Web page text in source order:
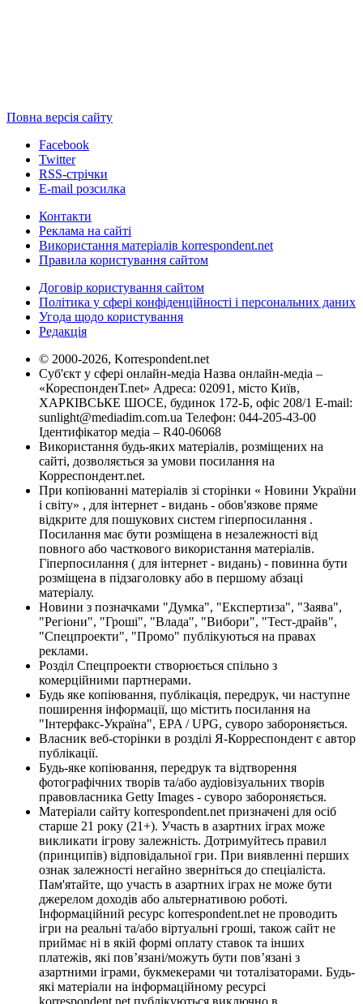
Повна версія сайту
Facebook
Twitter
RSS-стрічки
E-mail розсилка
Контакти
Реклама на сайті
Використання матеріалів korrespondent.net
Правила користування сайтом
Договір користування сайтом
Політика у сфері конфіденційності і персональних даних
Угода щодо користування
Редакція
© 2000-2026, Korrespondent.net
Суб'єкт у сфері онлайн-медіа Назва онлайн-медіа –
«КореспонденТ.net» Адреса: 02091, місто Київ,
ХАРКІВСЬКЕ ШОСЕ, будинок 172-Б, офіс 208/1 E-mail:
sunlight@mediadim.com.ua Телефон: 044-205-43-00
Ідентифікатор медіа – R40-06068
Використання будь-яких матеріалів, розміщених на
сайті, дозволяється за умови посилання на
Корреспондент.net.
При копіюванні матеріалів зі сторінки « Новини України
і світу» , для інтернет - видань - обов'язкове пряме
відкрите для пошукових систем гіперпосилання .
Посилання має бути розміщена в незалежності від
повного або часткового використання матеріалів.
Гіперпосилання ( для інтернет - видань) - повинна бути
розміщена в підзаголовку або в першому абзаці
матеріалу.
Новини з позначками "Думка", "Експертиза", "Заява",
"Регіони", "Гроші", "Влада", "Вибори", "Тест-драйв",
"Спецпроекти", "Промо" публікуються на правах
реклами.
Розділ Спецпроекти створюється спільно з
комерційними партнерами.
Будь яке копіювання, публікація, передрук, чи наступне
поширення інформації, що містить посилання на
"Інтерфакс-Україна", EPA / UPG, суворо забороняється.
Власник веб-сторінки в розділі Я-Корреспондент є автор
публікації.
Будь-яке копіювання, передрук та відтворення
фотографічних творів та/або аудіовізуальних творів
правовласника Getty Images - суворо забороняється.
Матеріали сайту korrespondent.net призначені для осіб
старше 21 року (21+). Участь в азартних іграх може
викликати ігрову залежність. Дотримуйтесь правил
(принципів) відповідальної гри. При виявленні перших
ознак залежності негайно зверніться до спеціаліста.
Пам'ятайте, що участь в азартних іграх не може бути
джерелом доходів або альтернативою роботі.
Інформаційний ресурс korrespondent.net не проводить
ігри на реальні та/або віртуальні гроші, також сайт не
приймає ні в якій формі оплату ставок та інших
платежів, які пов’язані/можуть бути пов’язані з
азартними іграми, букмекерами чи тоталізаторами. Будь-
які матеріали на інформаційному ресурсі
korrespondent.net публікуються виключно в